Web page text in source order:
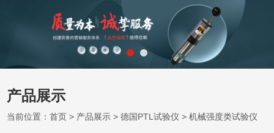
产品展示
当前位置：首页 > 产品展示 >德国PTL试验仪 > 机械强度类试验仪